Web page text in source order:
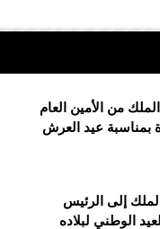
من الأمين العام
بمناسبة عيد العرش
إلى الرئيس
الوطني لبلاده